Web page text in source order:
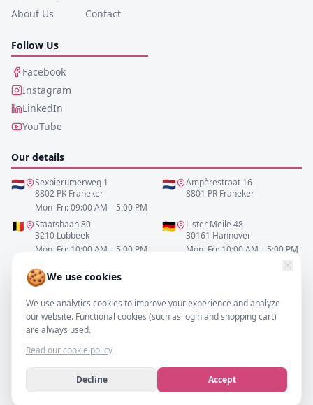
🍪We use cookies
We use analytics cookies to improve your experience and analyze
our website. Functional cookies (such as login and shopping cart)
are always used.
Read our cookie policy
Decline Accept
About Us
Contact
Follow Us
Facebook
Instagram
LinkedIn
YouTube
Our details
🇳🇱
Sexbierumerweg 1
8802 PK Franeker
Mon–Fri: 09:00 AM – 5:00 PM
🇳🇱
Ampèrestraat 16
8801 PR Franeker
🇧🇪
Staatsbaan 80
3210 Lubbeek
Mon–Fri: 10:00 AM – 5:00 PM
🇩🇪
Lister Meile 48
30161 Hannover
Mon–Fri: 10:00 AM – 5:00 PM
0517-700521
info@resofa.nl
©2026– resofa.com |
All rights reserved.